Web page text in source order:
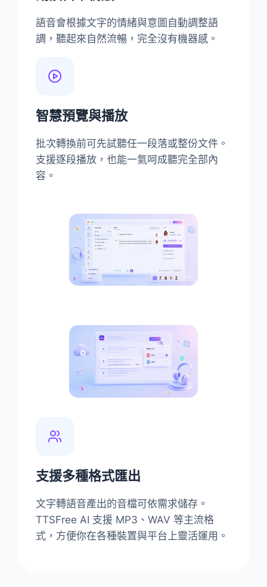
語音會根據文字的情緒與意圖自動調整語
調，聽起來自然流暢，完全沒有機器感。
智慧預覽與播放
批次轉換前可先試聽任一段落或整份文件。
支援逐段播放，也能一氣呵成聽完全部內
容。
支援多種格式匯出
文字轉語音產出的音檔可依需求儲存。
TTSFree AI 支援 MP3、WAV 等主流格
式，方便你在各種裝置與平台上靈活運用。